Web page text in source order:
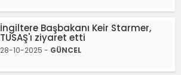
İngiltere Başbakanı Keir Starmer,
TUSAŞ'ı ziyaret etti
28-10-2025 - GÜNCEL